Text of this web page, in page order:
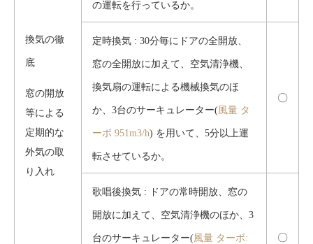
換気の徹
底
窓の開放
等による
定期的な
外気の取
り入れ
の運転を行っているか。
定時換気 : 30分毎にドアの全開放、
窓の全開放に加えて、空気清浄機、
換気扇の運転による機械換気のほ
か、3台のサーキュレーター( 風量 タ
ーボ 951m3/h) を用いて、5分以上運
転させているか。
〇
歌唱後換気 : ドアの常時開放、窓の
開放に加えて、空気清浄機のほか、3
台のサーキュレーター( 風量 ターボ: 〇